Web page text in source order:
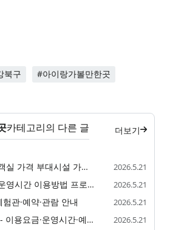
북구 #아이랑가볼만한곳
카테고리의 다른 글 더보기
라온호텔앤리조트 객실 가격 부대시설 가족 숙소 정리 2026.5.21
산성어린이도서관 운영시간 이용방법 프로그램 정리 2026.5.21
관·예약·관람 안내 2026.5.21
포스플렉스 수영장 - 이용요금·운영시간·예약 안내 2026.5.21